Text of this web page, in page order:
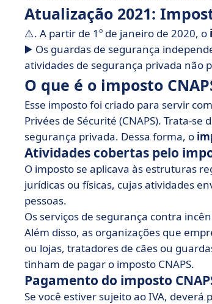
• Como o imposto CNAPS foi
• Qual software de contabilidade
Atualização 2021:
⚠️. A partir de 1º de janeiro de 2020, o
▶️ Os guardas de segurança
atividades de segurança privada não
O que é o imposto
Esse imposto foi criado para servir
Privées de Sécurité (CNAPS). Trata-
segurança privada. Dessa forma, o
Atividades cobertas pelo
O imposto se aplicava às estruturas
jurídicas ou físicas, cujas atividades
pessoas.
Os serviços de segurança contra
Além disso, as organizações que
ou lojas, tratadores de cães ou
tinham de pagar o imposto CNAPS.
Pagamento do imposto
Se você estiver sujeito ao IVA, deverá